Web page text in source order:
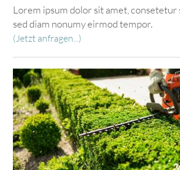
Lorem ipsum dolor sit amet, consetetur
sed diam nonumy eirmod tempor.
(Jetzt anfragen...)